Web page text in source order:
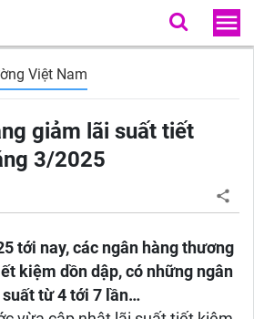
Việt Nam
giảm lãi suất tiết
3/2025
tới nay, các ngân hàng thương
kiệm dồn dập, có những ngân
từ 4 tới 7 lần…